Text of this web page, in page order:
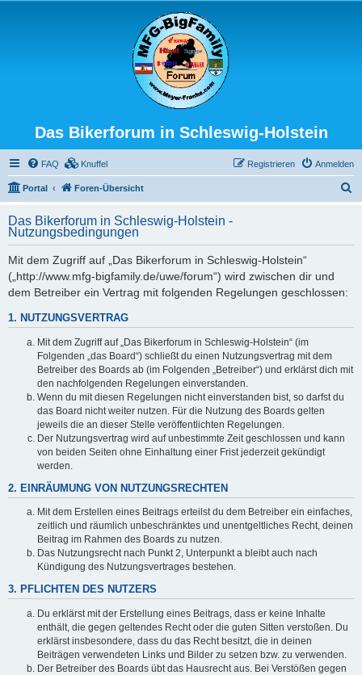
Das Bikerforum in Schleswig-Holstein
FAQ Knuffel Anmelden
Registrieren
Portal Foren-Übersicht
h
Das Bikerforum in Schleswig-Holstein -
Nutzungsbedingungen
Mit dem Zugriff auf „Das Bikerforum in Schleswig-Holstein“
(„http://www.mfg-bigfamily.de/uwe/forum“) wird zwischen dir und
dem Betreiber ein Vertrag mit folgenden Regelungen geschlossen:
1. NUTZUNGSVERTRAG
Mit dem Zugriff auf „Das Bikerforum in Schleswig-Holstein“ (im
Folgenden „das Board“) schließt du einen Nutzungsvertrag mit dem
Betreiber des Boards ab (im Folgenden „Betreiber“) und erklärst dich mit
den nachfolgenden Regelungen einverstanden.
Wenn du mit diesen Regelungen nicht einverstanden bist, so darfst du
das Board nicht weiter nutzen. Für die Nutzung des Boards gelten
jeweils die an dieser Stelle veröffentlichten Regelungen.
Der Nutzungsvertrag wird auf unbestimmte Zeit geschlossen und kann
von beiden Seiten ohne Einhaltung einer Frist jederzeit gekündigt
werden.
2. EINRÄUMUNG VON NUTZUNGSRECHTEN
Mit dem Erstellen eines Beitrags erteilst du dem Betreiber ein einfaches,
zeitlich und räumlich unbeschränktes und unentgeltliches Recht, deinen
Beitrag im Rahmen des Boards zu nutzen.
Das Nutzungsrecht nach Punkt 2, Unterpunkt a bleibt auch nach
Kündigung des Nutzungsvertrages bestehen.
3. PFLICHTEN DES NUTZERS
Du erklärst mit der Erstellung eines Beitrags, dass er keine Inhalte
enthält, die gegen geltendes Recht oder die guten Sitten verstoßen. Du
erklärst insbesondere, dass du das Recht besitzt, die in deinen
Beiträgen verwendeten Links und Bilder zu setzen bzw. zu verwenden.
Der Betreiber des Boards übt das Hausrecht aus. Bei Verstößen gegen